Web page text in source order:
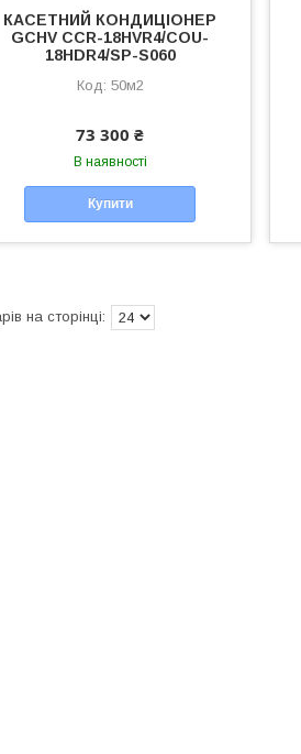
КАСЕТНИЙ КОНДИЦІОНЕР
GCHV СCR-18HVR4/COU-
18HDR4/SP-S060
50м2
73 300 ₴
В наявності
Купити